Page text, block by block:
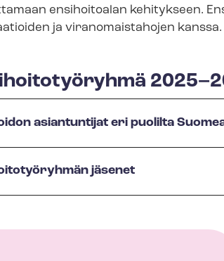
ensihoitoalan kehitykseen.
ja viranomaistahojen kanssa.
asiantuntijat eri puolilta
jäsenet